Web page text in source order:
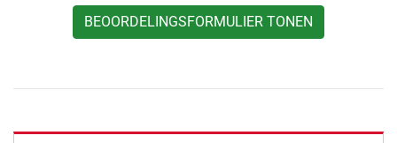
BEOORDELINGSFORMULIER TONEN